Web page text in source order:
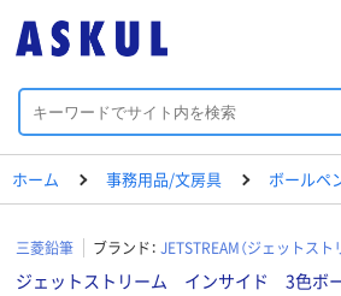
ホーム 事務用品/文房具 ボールペ
三菱鉛筆 ブランド： JETSTREAM（ジェットスト
ジェットストリーム インサイド 3色